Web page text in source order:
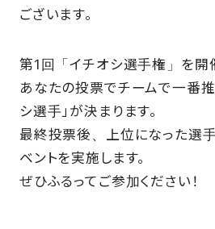
マイページはこちら
CSR
SCHOOL
PARTNERS
ございます。
第1回「イチオシ選手権」を開
あなたの投票でチームで一番推
シ選手」が決まります。
最終投票後、上位になった選
ベントを実施します。
ぜひふるってご参加ください！